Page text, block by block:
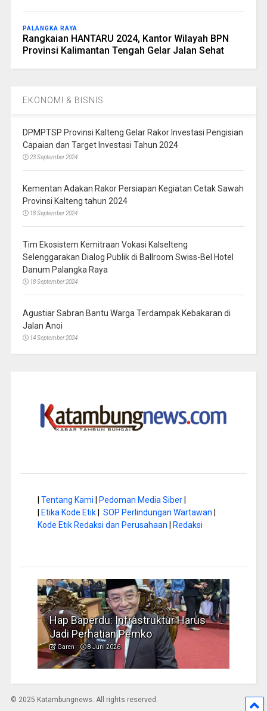
PALANGKA RAYA
Rangkaian HANTARU 2024, Kantor Wilayah BPN
Provinsi Kalimantan Tengah Gelar Jalan Sehat
EKONOMI & BISNIS
DPMPTSP Provinsi Kalteng Gelar Rakor Investasi Pengisian
Capaian dan Target Investasi Tahun 2024
23 September 2024
Kementan Adakan Rakor Persiapan Kegiatan Cetak Sawah
Provinsi Kalteng tahun 2024
18 September 2024
Tim Ekosistem Kemitraan Vokasi Kalselteng
Selenggarakan Dialog Publik di Ballroom Swiss-Bel Hotel
Danum Palangka Raya
18 September 2024
Agustiar Sabran Bantu Warga Terdampak Kebakaran di
Jalan Anoi
14 September 2024
Tentang Kami Pedoman Media Siber|
Etika Kode Etik| SOP Perlindungan Wartawan
Kode Etik Redaksi dan Perusahaan
Redaksi
Musim Kemarau, DPRD Dorong
Pengelolaan Sampah yang Aman
Garen 6 Juni 2026
© 2025 Katambungnews. All rights reserved.